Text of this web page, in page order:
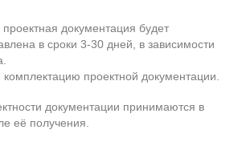
документация будет
в сроки 3-30 дней, в зависимости
проектной документации.
документации принимаются в
её получения.